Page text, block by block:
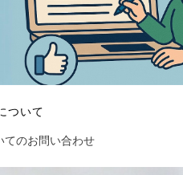
ついて
てのお問い合わせ